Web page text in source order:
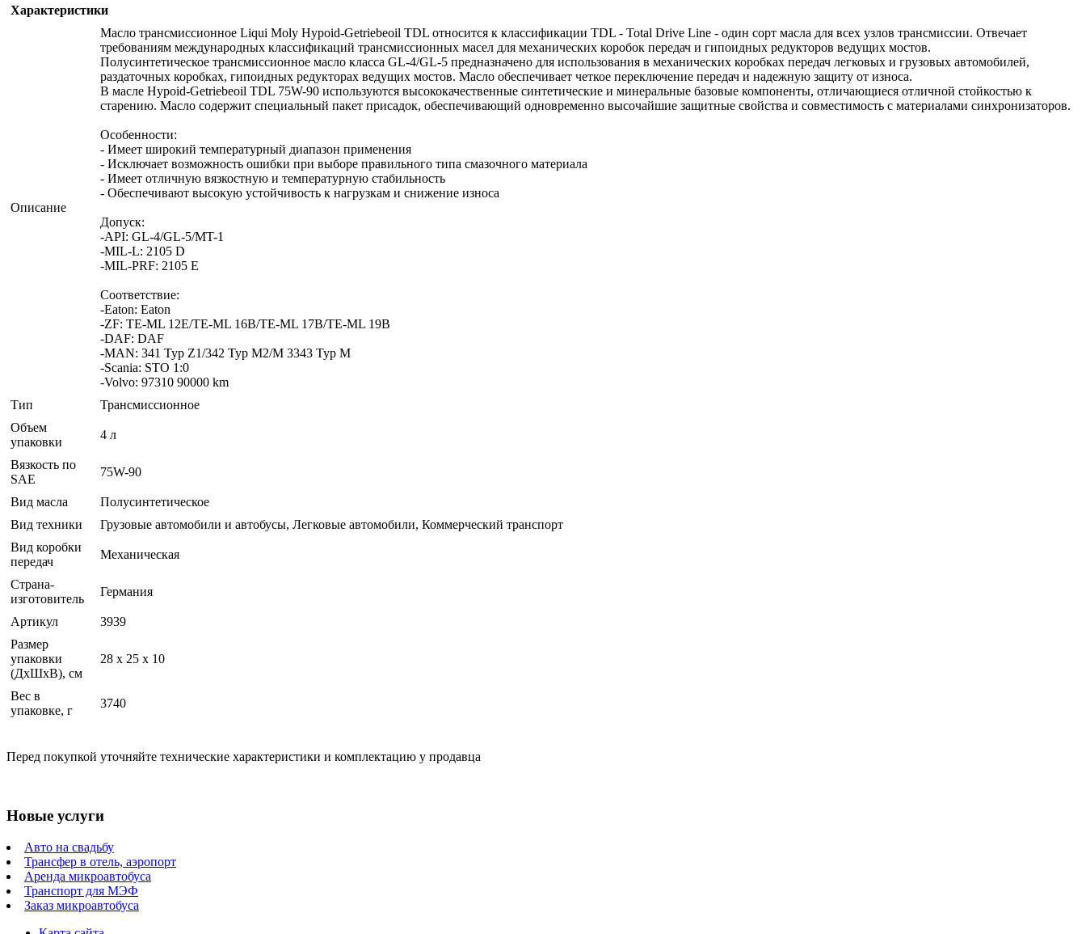
Характеристики
Описание
Масло трансмиссионное Liqui Moly Hypoid-Getriebeoil TDL относится к классификации TDL - Total Drive Line - один сорт масла для всех узлов трансмиссии. Отвечает
требованиям международных классификаций трансмиссионных масел для механических коробок передач и гипоидных редукторов ведущих мостов.
Полусинтетическое трансмиссионное масло класса GL-4/GL-5 предназначено для использования в механических коробках передач легковых и грузовых автомобилей,
раздаточных коробках, гипоидных редукторах ведущих мостов. Масло обеспечивает четкое переключение передач и надежную защиту от износа.
В масле Hypoid-Getriebeoil TDL 75W-90 используются высококачественные синтетические и минеральные базовые компоненты, отличающиеся отличной стойкостью к
старению. Масло содержит специальный пакет присадок, обеспечивающий одновременно высочайшие защитные свойства и совместимость с материалами синхронизаторов.
Особенности:
- Имеет широкий температурный диапазон применения
- Исключает возможность ошибки при выборе правильного типа смазочного материала
- Имеет отличную вязкостную и температурную стабильность
- Обеспечивают высокую устойчивость к нагрузкам и снижение износа
Допуск:
-API: GL-4/GL-5/MT-1
-MIL-L: 2105 D
-MIL-PRF: 2105 E
Соответствие:
-Eaton: Eaton
-ZF: TE-ML 12E/TE-ML 16B/TE-ML 17B/TE-ML 19B
-DAF: DAF
-MAN: 341 Typ Z1/342 Typ M2/M 3343 Typ M
-Scania: STO 1:0
-Volvo: 97310 90000 km
Тип
Трансмиссионное
Объем
упаковки
4 л
Вязкость по
SAE
75W-90
Вид масла
Полусинтетическое
Вид техники
Грузовые автомобили и автобусы, Легковые автомобили, Коммерческий транспорт
Вид коробки
передач
Механическая
Страна-
изготовитель
Германия
Артикул
3939
Размер
упаковки
(ДхШхВ), см
28 x 25 x 10
Вес в
упаковке, г
3740
Перед покупкой уточняйте технические характеристики и комплектацию у продавца
Новые услуги
Авто на свадьбу
Трансфер в отель, аэропорт
Аренда микроавтобуса
Транспорт для МЭФ
Заказ микроавтобуса